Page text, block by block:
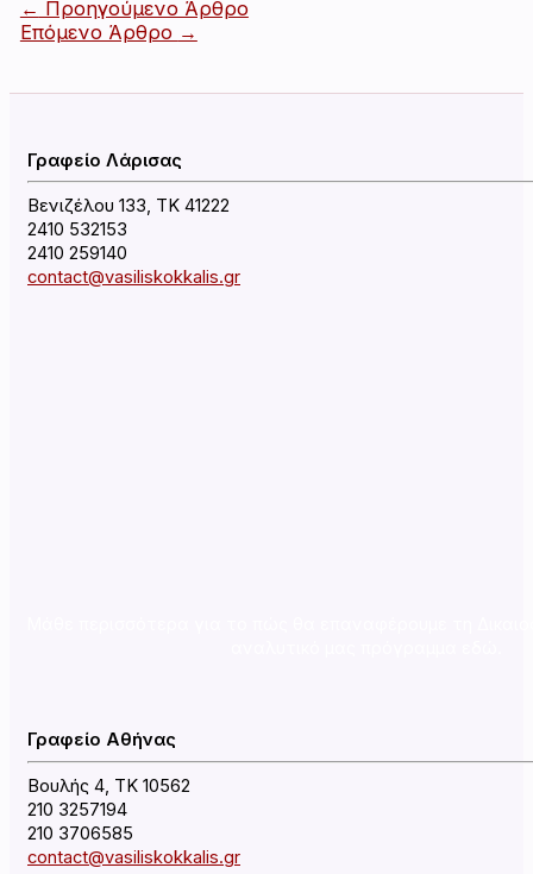
Πλοήγηση
άρθρων
← Προηγούμενο Άρθρο
Επόμενο Άρθρο →
Γραφείο Λάρισας
Βενιζέλου 133, ΤΚ 41222
2410 532153
2410 259140
contact@vasiliskokkalis.gr
Γραφείο Αθήνας
Βουλής 4, ΤΚ 10562
210 3257194
210 3706585
contact@vasiliskokkalis.gr